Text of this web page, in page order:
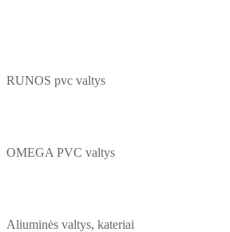
RUNOS pvc valtys
OMEGA PVC valtys
Aliuminės valtys, kateriai